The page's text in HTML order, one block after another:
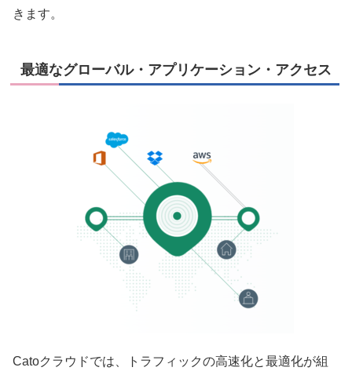
きます。
最適なグローバル・アプリケーション・アクセス
Catoクラウドでは、トラフィックの高速化と最適化が組